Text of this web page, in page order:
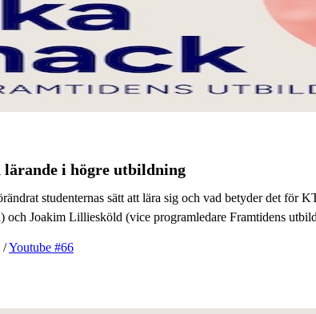
lärande i högre utbildning
studenternas sätt att lära sig och vad betyder det
och Joakim Lilliesköld (vice programledare Framtidens
/Youtube #66